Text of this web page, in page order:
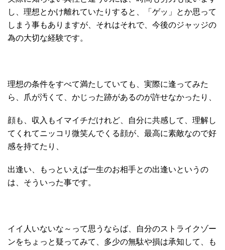
し、理想とかけ離れていたりすると、「ゲッ」とか思って
しまう事もありますが、それはそれで、今後のジャッジの
為の大切な経験です。
理想の条件をすべて満たしていても、実際に逢ってみた
ら、爪が汚くて、かじった跡があるのが許せなかったり、
顔も、収入もイマイチだけれど、自分に共感して、理解し
てくれてニッコリ微笑んでくる顔が、最高に素敵なので好
感を持てたり、
出逢い、もっといえば一生のお相手との出逢いというの
は、そういった事です。
イイ人いないな～って思うならば、自分のストライクゾー
ンをちょっと疑ってみて、多少の無駄や損は承知して、も